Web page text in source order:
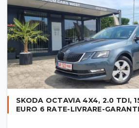
SKODA OCTAVIA 4X4, 2.0 TDI,
EURO 6 RATE-LIVRARE-